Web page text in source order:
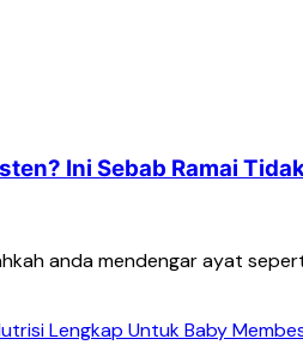
Ini Sebab Ramai
anda mendengar ayat